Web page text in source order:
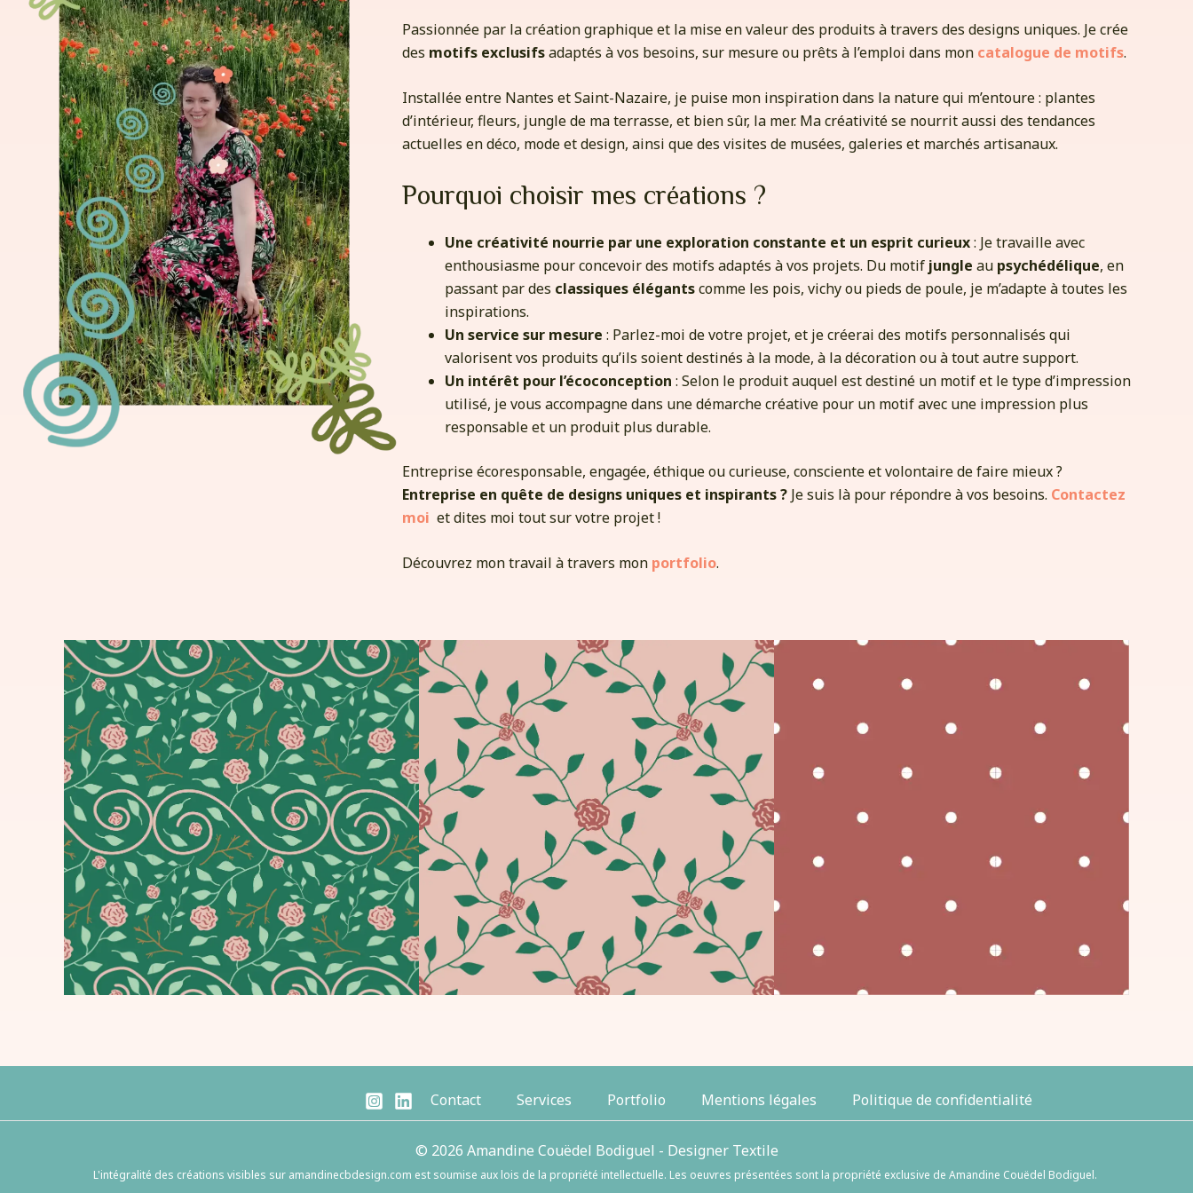
Passionnée par la création graphique et la mise en valeur des produits à travers des designs uniques. Je crée
des motifs exclusifsadaptés à vos besoins, sur mesure ou prêts à l’emploi dans mon catalogue de motifs.
Installée entre Nantes et Saint-Nazaire, je puise mon inspiration dans la nature qui m’entoure : plantes
d’intérieur, fleurs, jungle de ma terrasse, et bien sûr, la mer. Ma créativité se nourrit aussi des tendances
actuelles en déco, mode et design, ainsi que des visites de musées, galeries et marchés artisanaux.
Pourquoi choisir mes créations ?
Une créativité nourrie par une exploration constante et un esprit curieux: Je travaille avec
enthousiasme pour concevoir des motifs adaptés à vos projets. Du motif jungle au psychédélique, en
passant par des classiques élégantscomme les pois, vichy ou pieds de poule, je m’adapte à toutes les
inspirations.
Un service sur mesure : Parlez-moi de votre projet, et je créerai des motifs personnalisés qui
valorisent vos produits qu’ils soient destinés à la mode, à la décoration ou à tout autre support.
Un intérêt pour l’écoconception : Selon le produit auquel est destiné un motif et le type d’impression
utilisé, je vous accompagne dans une démarche créative pour un motif avec une impression plus
responsable et un produit plus durable.
Entreprise écoresponsable, engagée, éthique ou curieuse, consciente et volontaire de faire mieux ?
Entreprise en quête de designs uniques et inspirants ? Je suis là pour répondre à vos besoins. Contactez
moi et dites moi tout sur votre projet !
Découvrez mon travail à travers mon portfolio.
Contact Services Portfolio Mentions légales Politique de confidentialité
© 2026 Amandine Couëdel Bodiguel - Designer Textile
L'intégralité des créations visibles sur amandinecbdesign.com est soumise aux lois de la propriété intellectuelle. Les oeuvres présentées sont la propriété exclusive de Amandine Couëdel Bodiguel.